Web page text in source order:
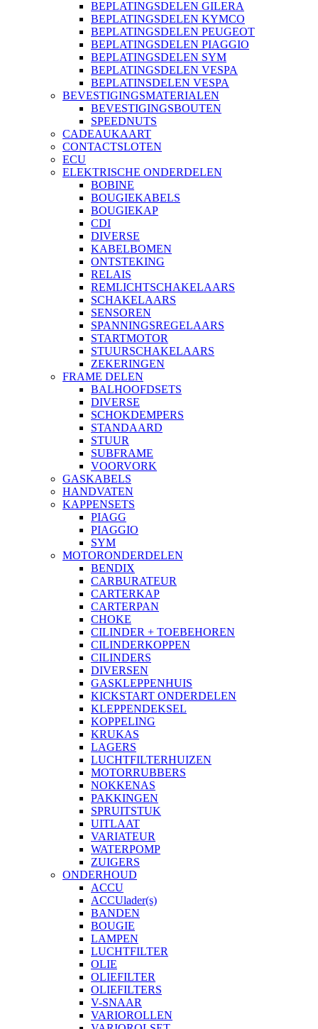
BEPLATINGSDELEN GILERA
BEPLATINGSDELEN KYMCO
BEPLATINGSDELEN PEUGEOT
BEPLATINGSDELEN PIAGGIO
BEPLATINGSDELEN SYM
BEPLATINGSDELEN VESPA
BEPLATINSDELEN VESPA
BEVESTIGINGSMATERIALEN
BEVESTIGINGSBOUTEN
SPEEDNUTS
CADEAUKAART
CONTACTSLOTEN
ECU
ELEKTRISCHE ONDERDELEN
BOBINE
BOUGIEKABELS
BOUGIEKAP
CDI
DIVERSE
KABELBOMEN
ONTSTEKING
RELAIS
REMLICHTSCHAKELAARS
SCHAKELAARS
SENSOREN
SPANNINGSREGELAARS
STARTMOTOR
STUURSCHAKELAARS
ZEKERINGEN
FRAME DELEN
BALHOOFDSETS
DIVERSE
SCHOKDEMPERS
STANDAARD
STUUR
SUBFRAME
VOORVORK
GASKABELS
HANDVATEN
KAPPENSETS
PIAGG
PIAGGIO
SYM
MOTORONDERDELEN
BENDIX
CARBURATEUR
CARTERKAP
CARTERPAN
CHOKE
CILINDER + TOEBEHOREN
CILINDERKOPPEN
CILINDERS
DIVERSEN
GASKLEPPENHUIS
KICKSTART ONDERDELEN
KLEPPENDEKSEL
KOPPELING
KRUKAS
LAGERS
LUCHTFILTERHUIZEN
MOTORRUBBERS
NOKKENAS
PAKKINGEN
SPRUITSTUK
UITLAAT
VARIATEUR
WATERPOMP
ZUIGERS
ONDERHOUD
ACCU
ACCUlader(s)
BANDEN
BOUGIE
LAMPEN
LUCHTFILTER
OLIE
OLIEFILTER
OLIEFILTERS
V-SNAAR
VARIOROLLEN